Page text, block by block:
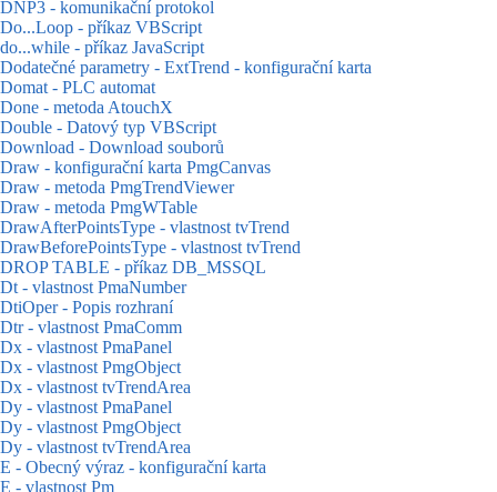
DNP3 - komunikační protokol
Do...Loop - příkaz VBScript
do...while - příkaz JavaScript
Dodatečné parametry - ExtTrend - konfigurační karta
Domat - PLC automat
Done - metoda AtouchX
Double - Datový typ VBScript
Download - Download souborů
Draw - konfigurační karta PmgCanvas
Draw - metoda PmgTrendViewer
Draw - metoda PmgWTable
DrawAfterPointsType - vlastnost tvTrend
DrawBeforePointsType - vlastnost tvTrend
DROP TABLE - příkaz DB_MSSQL
Dt - vlastnost PmaNumber
DtiOper - Popis rozhraní
Dtr - vlastnost PmaComm
Dx - vlastnost PmaPanel
Dx - vlastnost PmgObject
Dx - vlastnost tvTrendArea
Dy - vlastnost PmaPanel
Dy - vlastnost PmgObject
Dy - vlastnost tvTrendArea
E - Obecný výraz - konfigurační karta
E - vlastnost Pm